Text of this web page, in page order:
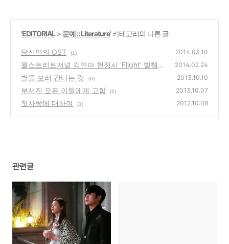
'EDITORIAL> 문예 :: Literature' 카테고리의 다른 글
당신만의 OST (1) 2014.03.10
월스트리트저널 김연아 헌정시 'Flight' 발췌본
번역
(3)
2014.02.24
별을 보러 간다는 것 (0) 2013.10.10
부서진 모든 이들에게 고함 (2) 2013.10.07
첫사랑에 대하여 (1) 2012.10.08
관련글